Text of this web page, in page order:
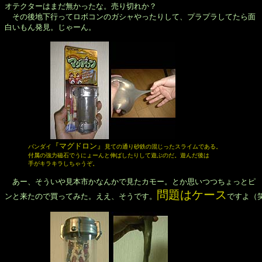
オテクターはまだ無かったな。売り切れか？
その後地下行ってロボコンのガシャやったりして、プラプラしてたら面
白いもん発見。じゃーん。
バンダイ 『マグドロン』
見ての通り砂鉄の混じったスライムである。
付属の強力磁石でうにょーんと伸ばしたりして遊ぶのだ。遊んだ後は
手がキラキラしちゃうぞ。
あー、そういや見本市かなんかで見たカモー。とか思いつつちょっとピ
ンと来たので買ってみた。ええ、そうです。 問題はケースですよ（